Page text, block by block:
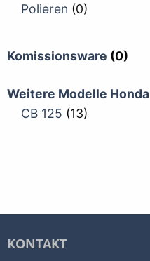
Polieren (0)
Komissionsware (0)
Weitere Modelle Honda
CB 125 (13)
KONTAKT